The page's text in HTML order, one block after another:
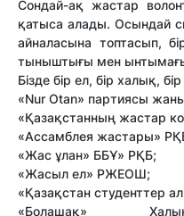
Сондай-ақ жастар
қатыса алады. Осындай
айналасына топтасып,
тыныштығы мен ынтымағы,
Бізде бір ел, бір халық,
«Nur Otan» партиясы
«Қазақстанның жастар
«Ассамблея жастары»
«Жас ұлан» ББҰ» РҚБ;
«Жасыл ел» РЖЕОШ;
«Қазақстан студенттер
«Болашақ»